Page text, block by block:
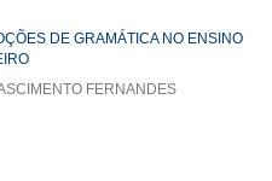
DE GRAMÁTICA NO ENSINO
FERNANDES